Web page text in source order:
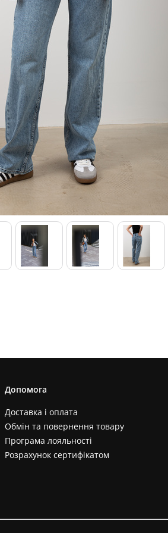
Допомога
Доставка і оплата
Обмін та повернення товару
Програма лояльності
Розрахунок сертифікатом